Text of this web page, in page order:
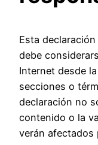
Esta
debe
Internet desde
secciones o
declaración no
contenido o la
verán afectados